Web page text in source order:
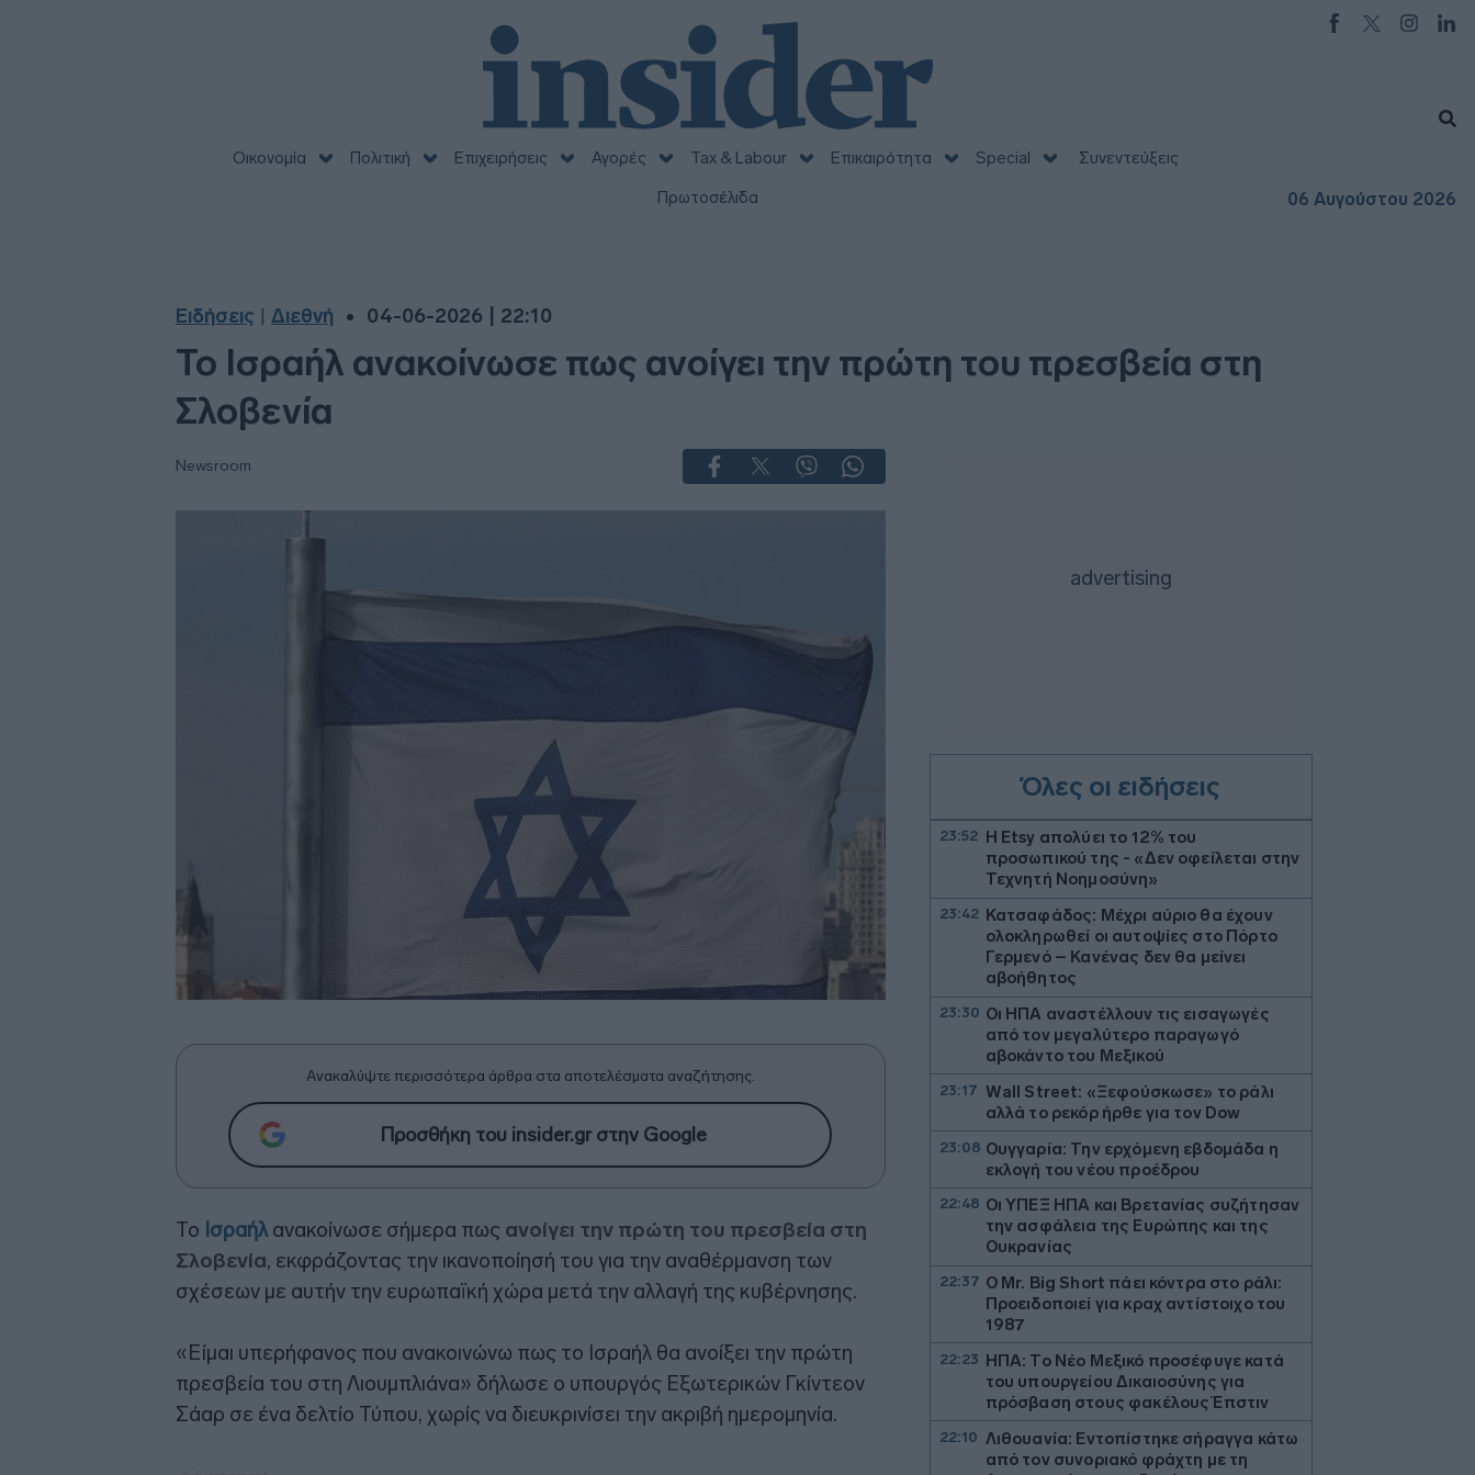
Οικονομία Πολιτική Επιχειρήσεις Αγορές Tax & Labour Επικαιρότητα Special
Συνεντεύξεις
Πρωτοσέλιδα
06 Αυγούστου 2026
Ειδήσεις Διεθνή 04-06-2026 | 22:10
Το Ισραήλ ανακοίνωσε πως ανοίγει την πρώτη του πρεσβεία στη
Σλοβενία
Newsroom
Ανακαλύψτε περισσότερα άρθρα στα αποτελέσματα αναζήτησης.
Προσθήκη του insider.gr στην Google
Το Ισραήλανακοίνωσε σήμερα πως ανοίγει την πρώτη του πρεσβεία στη
Σλοβενία, εκφράζοντας την ικανοποίησή του για την αναθέρμανση των
σχέσεων με αυτήν την ευρωπαϊκή χώρα μετά την αλλαγή της κυβέρνησης.
«Είμαι υπερήφανος που ανακοινώνω πως το Ισραήλ θα ανοίξει την πρώτη
πρεσβεία του στη Λιουμπλιάνα» δήλωσε ο υπουργός Εξωτερικών Γκίντεον
Σάαρ σε ένα δελτίο Τύπου, χωρίς να διευκρινίσει την ακριβή ημερομηνία.
Όλες οι ειδήσεις
23:52
Η Etsy απολύει το 12% του
προσωπικού της - «Δεν οφείλεται στην
Τεχνητή Νοημοσύνη»
23:42 Κατσαφάδος: Μέχρι αύριο θα έχουν
ολοκληρωθεί οι αυτοψίες στο Πόρτο
Γερμενό – Κανένας δεν θα μείνει
αβοήθητος
23:30 Οι ΗΠΑ αναστέλλουν τις εισαγωγές
από τον μεγαλύτερο παραγωγό
αβοκάντο του Μεξικού
23:17 Wall Street: «Ξεφούσκωσε» το ράλι
αλλά το ρεκόρ ήρθε για τον Dow
23:08 Ουγγαρία: Την ερχόμενη εβδομάδα η
εκλογή του νέου προέδρου
22:48 Οι ΥΠΕΞ ΗΠΑ και Βρετανίας συζήτησαν
την ασφάλεια της Ευρώπης και της
Ουκρανίας
22:37 O Mr. Big Short πάει κόντρα στο ράλι:
Προειδοποιεί για κραχ αντίστοιχο του
1987
22:23 ΗΠΑ: Το Νέο Μεξικό προσέφυγε κατά
του υπουργείου Δικαιοσύνης για
πρόσβαση στους φακέλους Έπστιν
22:10 Λιθουανία: Εντοπίστηκε σήραγγα κάτω
από τον συνοριακό φράχτη με τη